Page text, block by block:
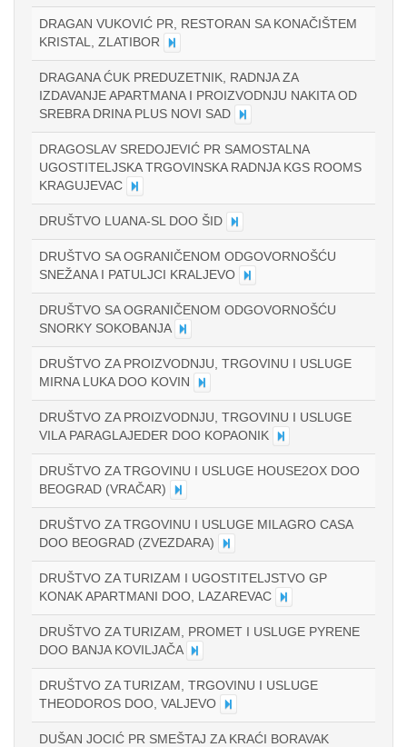
DRAGAN VUKOVIĆ PR, RESTORAN SA KONAČIŠTEM
KRISTAL, ZLATIBOR
DRAGANA ĆUK PREDUZETNIK, RADNJA ZA
IZDAVANJE APARTMANA I PROIZVODNJU NAKITA OD
SREBRA DRINA PLUS NOVI SAD
DRAGOSLAV SREDOJEVIĆ PR SAMOSTALNA
UGOSTITELJSKA TRGOVINSKA RADNJA KGS ROOMS
KRAGUJEVAC
DRUŠTVO LUANA-SL DOO ŠID
DRUŠTVO SA OGRANIČENOM ODGOVORNOŠĆU
SNEŽANA I PATULJCI KRALJEVO
DRUŠTVO SA OGRANIČENOM ODGOVORNOŠĆU
SNORKY SOKOBANJA
DRUŠTVO ZA PROIZVODNJU, TRGOVINU I USLUGE
MIRNA LUKA DOO KOVIN
DRUŠTVO ZA PROIZVODNJU, TRGOVINU I USLUGE
VILA PARAGLAJEDER DOO KOPAONIK
DRUŠTVO ZA TRGOVINU I USLUGE HOUSE2OX DOO
BEOGRAD (VRAČAR)
DRUŠTVO ZA TRGOVINU I USLUGE MILAGRO CASA
DOO BEOGRAD (ZVEZDARA)
DRUŠTVO ZA TURIZAM I UGOSTITELJSTVO GP
KONAK APARTMANI DOO, LAZAREVAC
DRUŠTVO ZA TURIZAM, PROMET I USLUGE PYRENE
DOO BANJA KOVILJAČA
DRUŠTVO ZA TURIZAM, TRGOVINU I USLUGE
THEODOROS DOO, VALJEVO
DUŠAN JOCIĆ PR SMEŠTAJ ZA KRAĆI BORAVAK